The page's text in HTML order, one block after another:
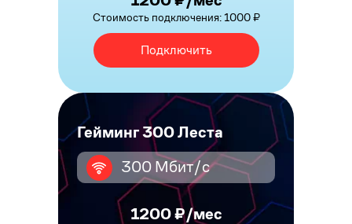
Стоимость подключения: 1000 ₽
Подключить
Гейминг 300 Леста
300 Мбит/с
1200 ₽/мес